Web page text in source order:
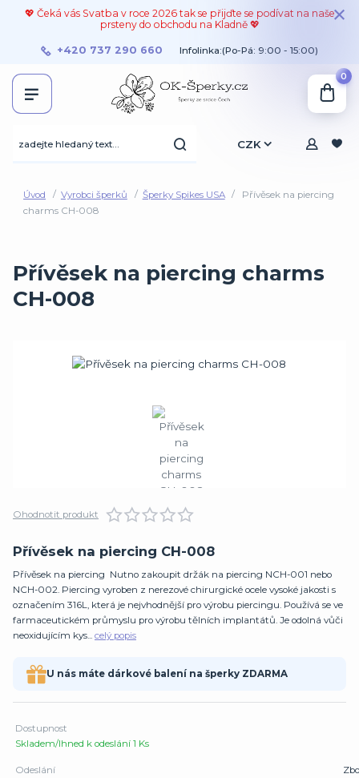
💖 Čeká vás Svatba v roce 2026 tak se přijďte se podívat na naše
prsteny do obchodu na Kladně 💖
CZK
+420 737 290 660 Infolinka:(Po-Pá: 9:00 - 15:00)
0
Úvod Vyrobci šperků Šperky Spikes USA
Přívěsek na piercing
charms CH-008
Přívěsek na piercing charms
CH-008
Ohodnotit produkt
Přívěsek na piercing CH-008
Přívěsek na piercing Nutno zakoupit držák na piercing NCH-001 nebo
NCH-002. Piercing vyroben z nerezové chirurgické ocele vysoké jakosti s
označením 316L, která je nejvhodnější pro výrobu piercingu. Používá se ve
farmaceutickém průmyslu pro výrobu tělních implantátů. Je odolná vůči
neoxidujícím kys... celý popis
U nás máte dárkové balení na šperky ZDARMA
Dostupnost
Skladem/Ihned k odeslání 1 Ks
Odeslání